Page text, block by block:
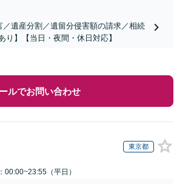
遺産分割／遺留分侵害額の請求／相続
】【当日・夜間・休日対応】
ルでお問い合わせ
東京都
00:00~23:55（平日）